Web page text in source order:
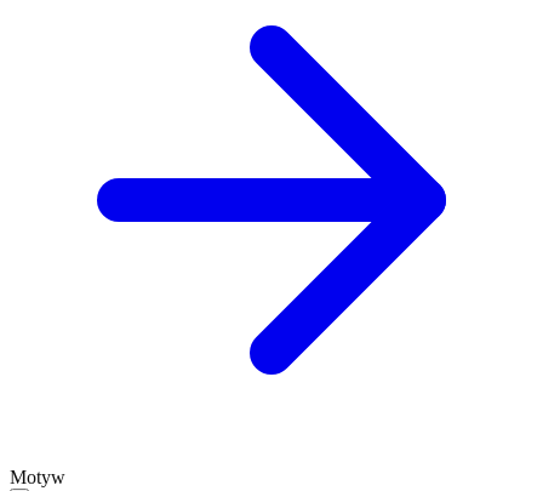
Motyw